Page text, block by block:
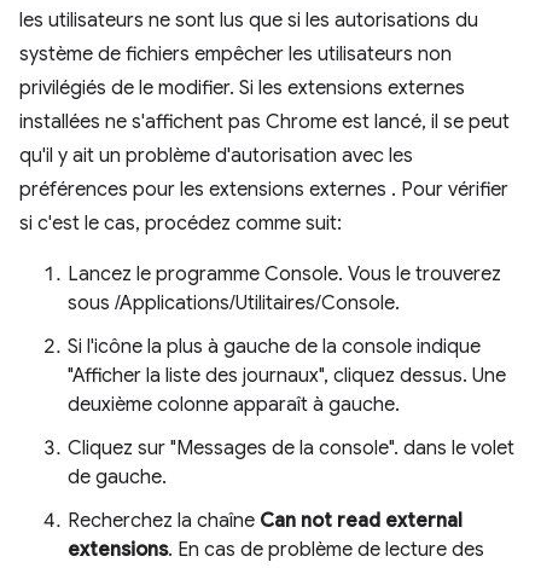
les utilisateurs ne sont lus que si les autorisations du
système de fichiers empêcher les utilisateurs non
privilégiés de le modifier. Si les extensions externes
installées ne s'affichent pas Chrome est lancé, il se peut
qu'il y ait un problème d'autorisation avec les
préférences pour les extensions externes . Pour vérifier
si c'est le cas, procédez comme suit:
Lancez le programme Console. Vous le trouverez
sous /Applications/Utilitaires/Console.
Si l'icône la plus à gauche de la console indique
"Afficher la liste des journaux", cliquez dessus. Une
deuxième colonne apparaît à gauche.
Cliquez sur "Messages de la console". dans le volet
de gauche.
Recherchez la chaîne Can not read external
extensions. En cas de problème de lecture des